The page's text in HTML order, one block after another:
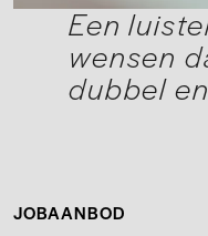
Een
wensen
dubbel
JOBAANBOD